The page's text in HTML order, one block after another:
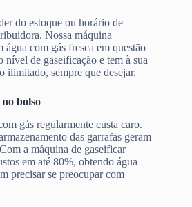
do estoque ou horário de
Nossa máquina
com gás fresca em questão
nível de gaseificação e tem à sua
ilimitado, sempre que desejar.
bolso
gás regularmente custa caro.
das garrafas geram
a máquina de gaseificar
em até 80%, obtendo água
precisar se preocupar com